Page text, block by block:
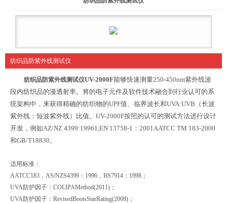
纺织品防紫外线测试仪
纺织品防紫外线测试仪UV-2000F能够快速测量250-450nm紫外线波
段内纺织品的漫透射率。将的电子元件及软件技术融合到行业认可的系
统架构中，来获得精确的纺织物的UPF值、临界波长和UVA:UVB（长波
紫外线：短波紫外线）比值。UV-2000F按照的认可的测试方法进行设计
开发，例如AZ/NZ 4399:19961,EN 13758-1：2001AATCC TM 183-2000
和GB/T18830。
适用标准：
AATCC183，AS/NZS4399：1996，BS7914：1998；
UVA防护因子：COLIPAMethod(2011)；
UVA防护因子：RevisedBootsStarRating(2008)；